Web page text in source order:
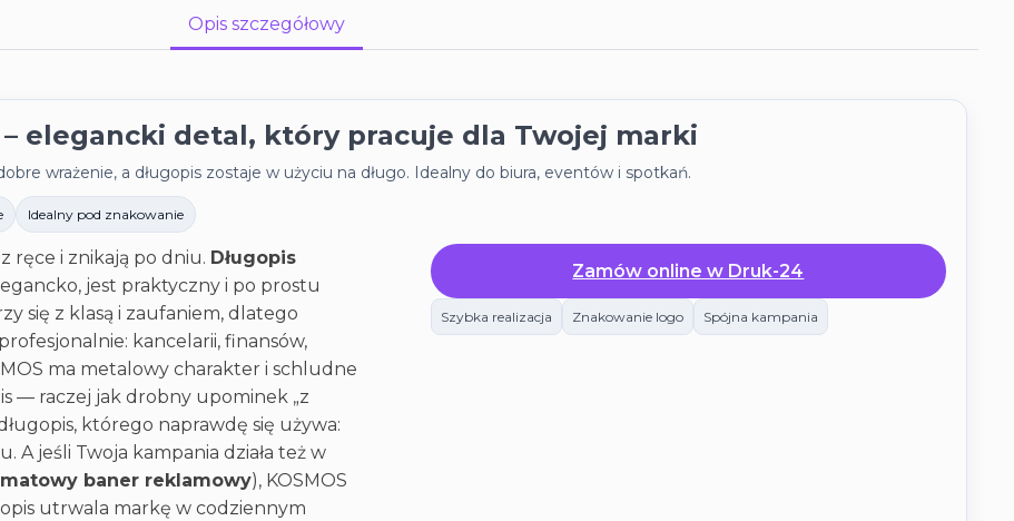
Opis szczegółowy
– elegancki detal, który pracuje dla Twojej marki
wrażenie, a długopis zostaje w użyciu na długo. Idealny do biura, eventów i spotkań.
Idealny pod znakowanie
ręce i znikają po dniu. Długopis
jest praktyczny i po prostu
się z klasą i zaufaniem, dlatego
kancelarii, finansów,
ma metalowy charakter i schludne
— raczej jak drobny upominek „z
którego naprawdę się używa:
A jeśli Twoja kampania działa też w
baner reklamowy), KOSMOS
utrwala markę w codziennym
Zamów online w Druk-24
Szybka realizacja Znakowanie logo Spójna kampania
Cześć! Zapisz się i skorzystaj z
rabatów.
Wskakuj do programu partnerskiego
druk-
24.com.pli drukuj taniej — już od pierwszego
zamówienia.
Wprowadź swój adres e-mail
Odbieram kod rabatowy →
🔒 Bez spamu. Wypisujesz się jednym kliknięciem.